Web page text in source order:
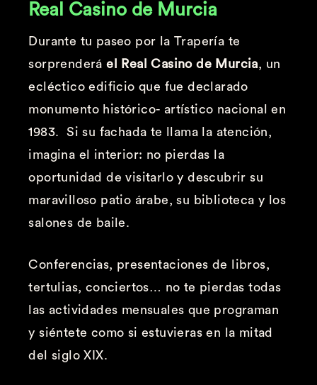
Real Casino de Murcia
Durante tu paseo por la Trapería te
sorprenderáel Real Casino de Murcia, un
ecléctico edificio que fue declarado
monumento histórico- artístico nacional en
1983. Si su fachada te llama la atención,
imagina el interior: no pierdas la
oportunidad de visitarlo y descubrir su
maravilloso patio árabe, su biblioteca y los
salones de baile.
Conferencias, presentaciones de libros,
tertulias, conciertos… no te pierdas todas
las actividades mensuales que programan
y siéntete como si estuvieras en la mitad
del siglo XIX.